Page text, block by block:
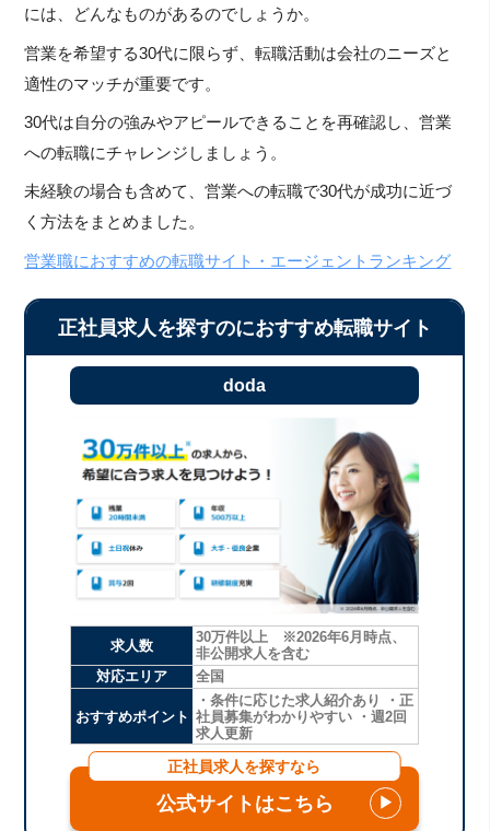
には、どんなものがあるのでしょうか。
営業を希望する30代に限らず、転職活動は会社のニーズと
適性のマッチが重要です。
30代は自分の強みやアピールできることを再確認し、営業
への転職にチャレンジしましょう。
未経験の場合も含めて、営業への転職で30代が成功に近づ
く方法をまとめました。
営業職におすすめの転職サイト・エージェントランキング
正社員求人を探すのにおすすめ転職サイト
doda
求人数
30万件以上 ※2026年6月時点、
非公開求人を含む
対応エリア
全国
おすすめポイント
・条件に応じた求人紹介あり ・正
社員募集がわかりやすい ・週2回
求人更新
正社員求人を探すなら
公式サイトはこちら ▶